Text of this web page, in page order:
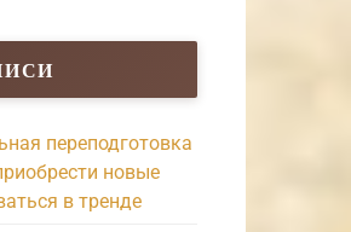
переподготовка
новые
в тренде